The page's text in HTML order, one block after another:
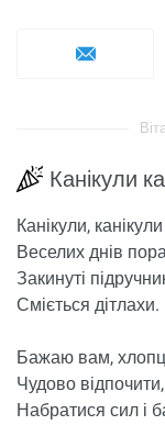
Канікули
Канікули,
Веселих днів
Закинуті
Сміється дітлахи.
Бажаю вам,
Чудово відпочити,
Набратися сил і